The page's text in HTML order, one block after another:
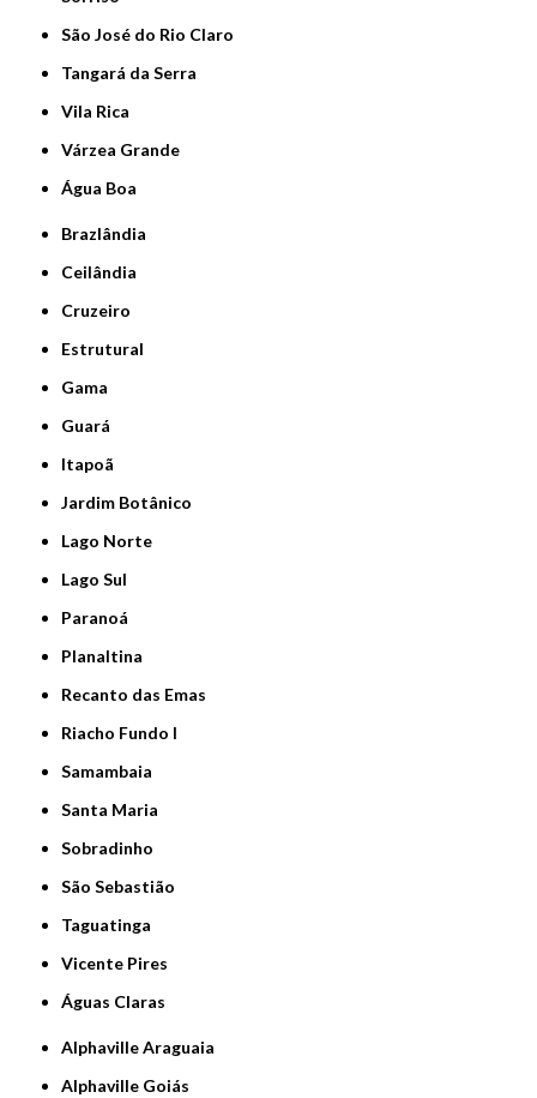
São José do Rio Claro
Tangará da Serra
Vila Rica
Várzea Grande
Água Boa
Brazlândia
Ceilândia
Cruzeiro
Estrutural
Gama
Guará
Itapoã
Jardim Botânico
Lago Norte
Lago Sul
Paranoá
Planaltina
Recanto das Emas
Riacho Fundo I
Samambaia
Santa Maria
Sobradinho
São Sebastião
Taguatinga
Vicente Pires
Águas Claras
Alphaville Araguaia
Alphaville Goiás